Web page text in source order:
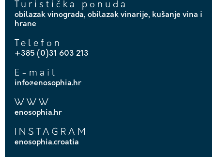
Turistička ponuda
obilazak vinograda, obilazak vinarije, kušanje vina i
hrane
Telefon
+385 (0)31 603 213
E-mail
info@enosophia.hr
WWW
enosophia.hr
INSTAGRAM
enosophia.croatia